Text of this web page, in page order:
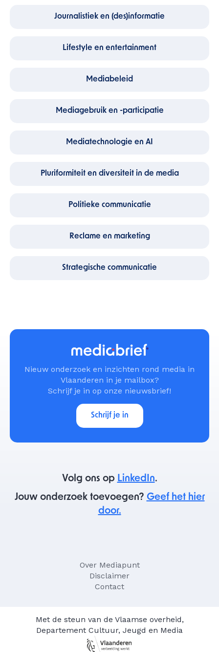
Journalistiek en (des)informatie
Lifestyle en entertainment
Mediabeleid
Mediagebruik en -participatie
Mediatechnologie en AI
Pluriformiteit en diversiteit in de media
Politieke communicatie
Reclame en marketing
Strategische communicatie
Nieuw onderzoek en inzichten rond media in
Vlaanderen in je mailbox?
Schrijf je in op onze nieuwsbrief!
Schrijf je in
Volg ons op LinkedIn.
Jouw onderzoek toevoegen? Geef het hier
door.
Over Mediapunt
Disclaimer
Contact
Met de steun van de Vlaamse overheid,
Departement Cultuur, Jeugd en Media